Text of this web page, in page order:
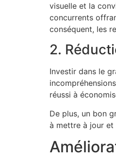
visuelle et la
concurrents
conséquent, les
2.
Investir dans le
réussi à
De plus, un bon
à mettre à jour et